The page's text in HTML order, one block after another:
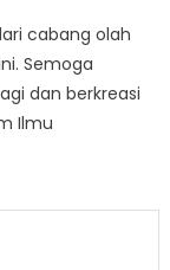
cabang olah
Semoga
dan berkreasi
Ilmu